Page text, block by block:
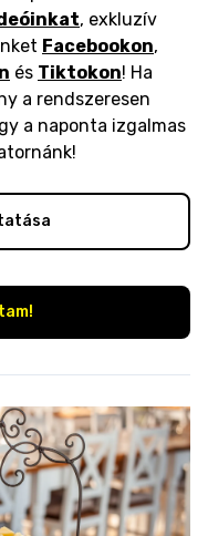
, exkluzív
Facebookon,
és Tiktokon! Ha
a rendszeresen
a naponta izgalmas